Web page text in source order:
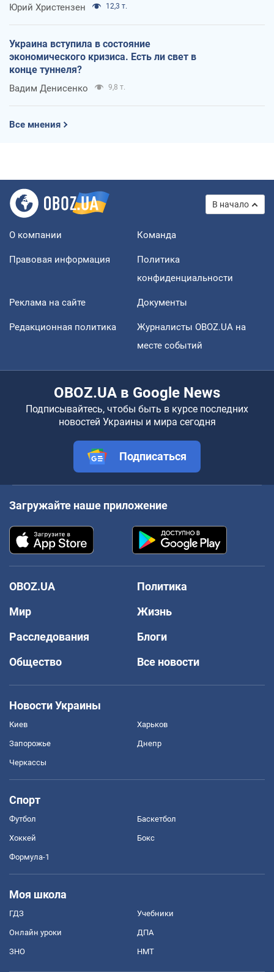
Юрий Христензен 12,3 т.
Украина вступила в состояние
экономического кризиса. Есть ли свет в
конце туннеля?
Вадим Денисенко 9,8 т.
Все мнения
В начало
О компании Команда
Правовая информация
Политика
конфиденциальности
Реклама на сайте Документы
Редакционная политика
Журналисты OBOZ.UA на
месте событий
OBOZ.UA в Google News
Подписывайтесь, чтобы быть в курсе последних
новостей Украины и мира сегодня
Подписаться
Загружайте наше приложение
OBOZ.UA
Политика
Мир
Жизнь
Расследования
Блоги
Общество
Все новости
Новости Украины
Киев Харьков
Запорожье Днепр
Черкассы
Спорт
Футбол Баскетбол
Хоккей Бокс
Формула-1
Моя школа
ГДЗ Учебники
Онлайн уроки ДПА
ЗНО НМТ